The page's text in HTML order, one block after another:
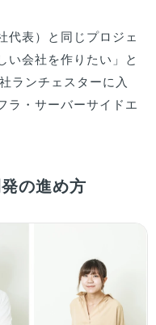
代表）と同じプロジェ
い会社を作りたい」と
ランチェスターに入
ラ・サーバーサイドエ
の進め方